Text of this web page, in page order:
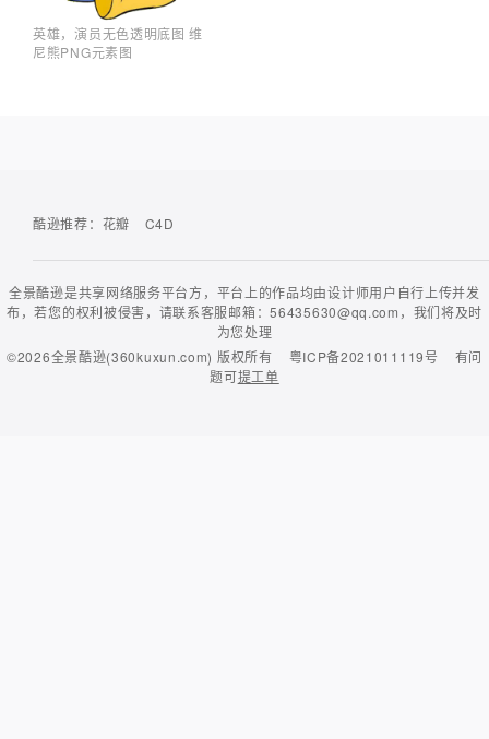
英雄，演员无色透明底图 维
尼熊PNG元素图
酷逊推荐： 花瓣 C4D
全景酷逊是共享网络服务平台方，平台上的作品均由设计师用户自行上传并发
布，若您的权利被侵害，请联系客服邮箱：56435630@qq.com，我们将及时
为您处理
©2026全景酷逊(360kuxun.com) 版权所有 粤ICP备2021011119号
有问
题可提工单